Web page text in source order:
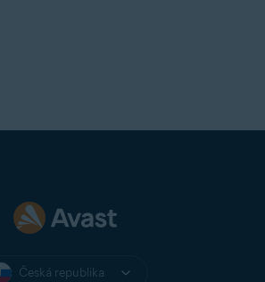
Česká republika